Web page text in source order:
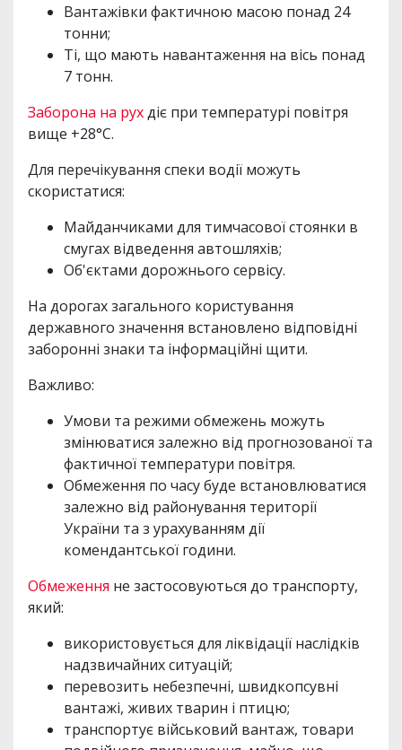
Вантажівки фактичною масою понад 24
тонни;
Ті, що мають навантаження на вісь понад
7 тонн.
Заборона на рухдіє при температурі повітря
вище +28°C.
Для перечікування спеки водії можуть
скористатися:
Майданчиками для тимчасової стоянки в
смугах відведення автошляхів;
Об'єктами дорожнього сервісу.
На дорогах загального користування
державного значення встановлено відповідні
заборонні знаки та інформаційні щити.
Важливо:
Умови та режими обмежень можуть
змінюватися залежно від прогнозованої та
фактичної температури повітря.
Обмеження по часу буде встановлюватися
залежно від районування території
України та з урахуванням дії
комендантської години.
Обмеження не застосовуються до транспорту,
який:
використовується для ліквідації наслідків
надзвичайних ситуацій;
перевозить небезпечні, швидкопсувні
вантажі, живих тварин і птицю;
транспортує військовий вантаж, товари